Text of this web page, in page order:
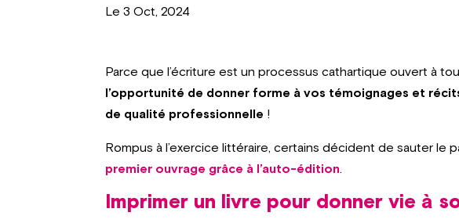
Le 3 Oct, 2024
Parce que l’écriture est un processus cathartique ouvert à
l’opportunité de donner forme à vos témoignages et
de qualité professionnelle !
Rompus à l’exercice littéraire, certains décident de sauter le
premier ouvrage grâce à l’auto-édition.
Imprimer un livre pour donner vie à